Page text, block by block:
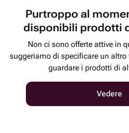
Purtroppo al
disponibili prodotti
Non ci sono offerte attive in
suggeriamo di specificare un
guardare i prodotti di
Vedere